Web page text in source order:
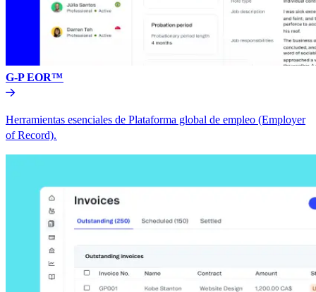
G-P EOR™​​
Herramientas esenciales de Plataforma global de empleo (Employer
of Record).​​